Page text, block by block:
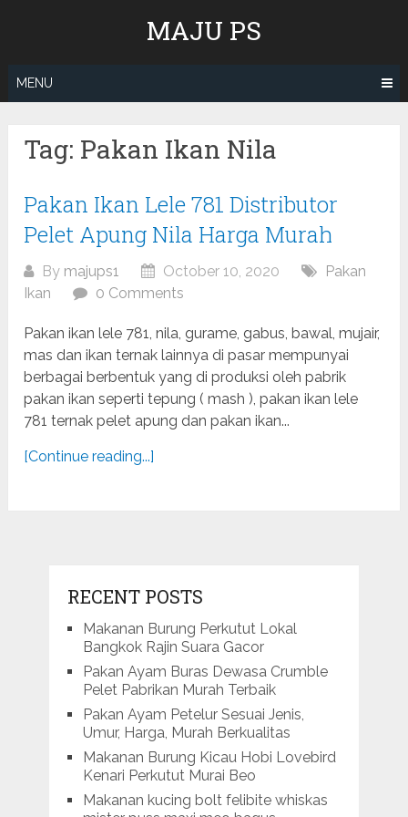
MAJU PS
MENU
Tag: Pakan Ikan Nila
Pakan Ikan Lele 781 Distributor
Pelet Apung Nila Harga Murah
By majups1 October 10, 2020
Pakan
Ikan
0 Comments
Pakan ikan lele 781, nila, gurame, gabus, bawal, mujair,
mas dan ikan ternak lainnya di pasar mempunyai
berbagai berbentuk yang di produksi oleh pabrik
pakan ikan seperti tepung ( mash ), pakan ikan lele
781 ternak pelet apung dan pakan ikan...
[Continue reading...]
RECENT POSTS
Makanan Burung Perkutut Lokal
Bangkok Rajin Suara Gacor
Pakan Ayam Buras Dewasa Crumble
Pelet Pabrikan Murah Terbaik
Pakan Ayam Petelur Sesuai Jenis,
Umur, Harga, Murah Berkualitas
Makanan Burung Kicau Hobi Lovebird
Kenari Perkutut Murai Beo
Makanan kucing bolt felibite whiskas